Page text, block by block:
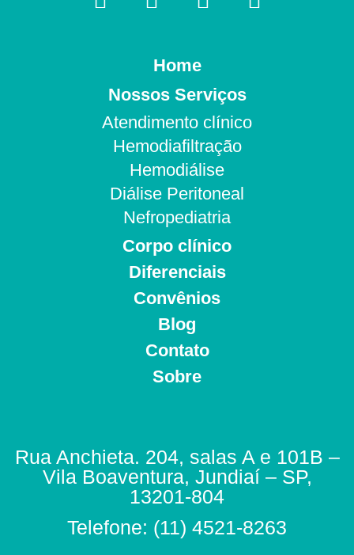
Home
Nossos Serviços
Atendimento clínico
Hemodiafiltração
Hemodiálise
Diálise Peritoneal
Nefropediatria
Corpo clínico
Diferenciais
Convênios
Blog
Contato
Sobre
Rua Anchieta. 204, salas A e 101B –
Vila Boaventura, Jundiaí – SP,
13201-804
Telefone: (11) 4521-8263